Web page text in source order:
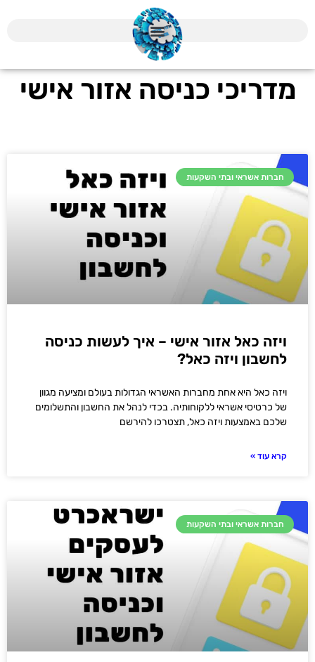
מדריכי כניסה אזור אישי
חברות אשראי ובתי השקעות
ויזה כאל אזור אישי – איך לעשות כניסה
לחשבון ויזה כאל?
ויזה כאל היא אחת מחברות האשראי הגדולות בעולם ומציעה מגוון
של כרטיסי אשראי ללקוחותיה. בכדי לנהל את החשבון והתשלומים
שלכם באמצעות ויזה כאל, תצטרכו להירשם
קרא עוד »
חברות אשראי ובתי השקעות